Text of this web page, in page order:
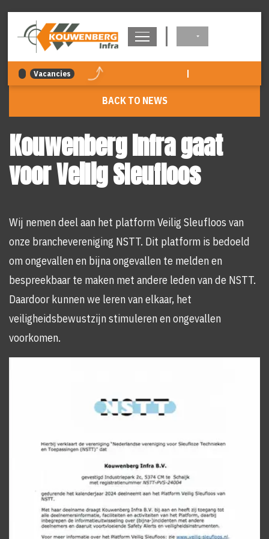
Vacancies |
BACK TO NEWS
Kouwenberg Infra gaat
voor Veilig Sleufloos
Wij nemen deel aan het platform Veilig Sleufloos van
onze branchevereniging NSTT. Dit platform is bedoeld
om ongevallen en bijna ongevallen te melden en
bespreekbaar te maken met andere leden van de NSTT.
Daardoor kunnen we leren van elkaar, het
veiligheidsbewustzijn stimuleren en ongevallen
voorkomen.